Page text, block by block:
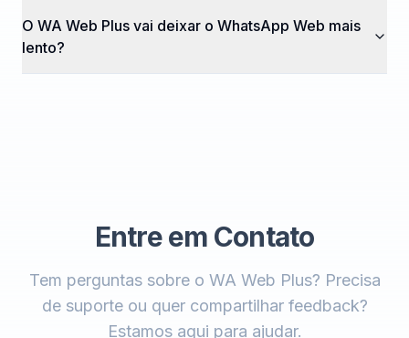
O WA Web Plus vai deixar o WhatsApp Web mais
lento?
Entre em Contato
Tem perguntas sobre o WA Web Plus? Precisa
de suporte ou quer compartilhar feedback?
Estamos aqui para ajudar.